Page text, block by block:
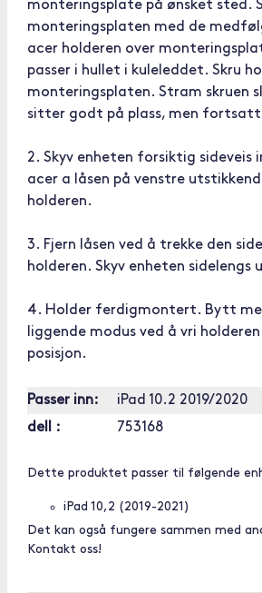
monteringsplate på ønsket sted.
monteringsplaten med de
acer holderen over
passer i hullet i kuleleddet. Skru
monteringsplaten. Stram skruen
sitter godt på plass, men fortsatt
2. Skyv enheten forsiktig sideveis
acer a låsen på venstre
holderen.
3. Fjern låsen ved å trekke den
holderen. Skyv enheten sidelengs
4. Holder ferdigmontert. Bytt
liggende modus ved å vri
posisjon.
Passer inn:
iPad 10.2 2019/2020
dell :
753168
Dette produktet passer til følgende
iPad 10,2 (2019-2021)
Det kan også fungere sammen med
Kontakt oss!